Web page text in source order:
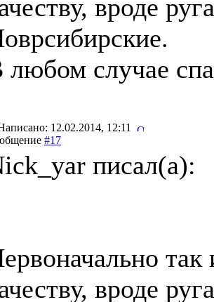
вроде
любом случае
12.02.2014, 12:11
#17
писал(a):
вроде